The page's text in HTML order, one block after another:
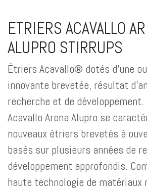
ETRIERS ACAVALLO
ALUPRO STIRRUPS
Étriers Acavallo® dotés d'une
innovante brevetée, résultat
recherche et de
Acavallo Arena Alupro se
nouveaux étriers brevetés à
basés sur plusieurs années de
développement approfondis.
haute technologie de matériaux